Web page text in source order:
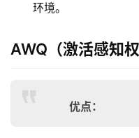
产
品
环境。
AWQ（激活感知权
优点：